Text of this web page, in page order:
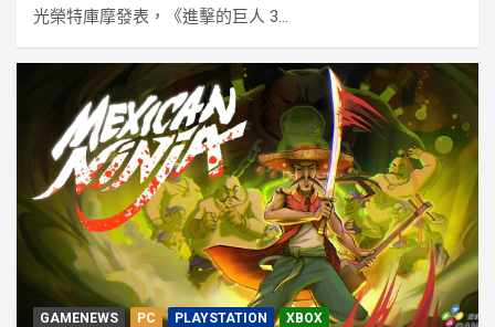
光榮特庫摩發表，《進擊的巨人 3...
GAMENEWS PC PLAYSTATION XBOX